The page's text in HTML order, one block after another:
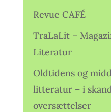
Revue CAFÉ
TraLaLit –
Literatur
Oldtidens og
litteratur – i
oversættelser